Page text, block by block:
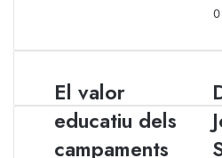
0
E
l
v
El valor
educatiu dels
campaments
D
i
s